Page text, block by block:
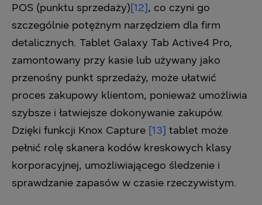
POS (punktu sprzedaży)[12], co czyni go
szczególnie potężnym narzędziem dla firm
detalicznych. Tablet Galaxy Tab Active4 Pro,
zamontowany przy kasie lub używany jako
przenośny punkt sprzedaży, może ułatwić
proces zakupowy klientom, ponieważ umożliwia
szybsze i łatwiejsze dokonywanie zakupów.
Dzięki funkcji Knox Capture [13] tablet może
pełnić rolę skanera kodów kreskowych klasy
korporacyjnej, umożliwiającego śledzenie i
sprawdzanie zapasów w czasie rzeczywistym.